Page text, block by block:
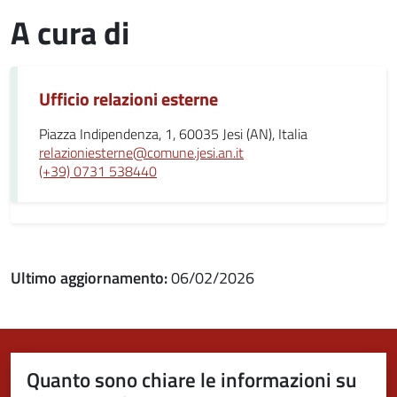
A cura di
Ufficio relazioni esterne
Piazza Indipendenza, 1, 60035 Jesi (AN), Italia
relazioniesterne@comune.jesi.an.it
(+39) 0731 538440
Ultimo aggiornamento:06/02/2026
Quanto sono chiare le informazioni su